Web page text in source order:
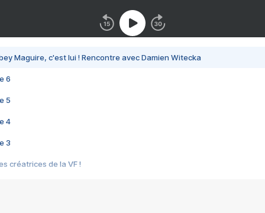
Maguire, c'est lui ! Rencontre avec Damien Witecka
6
5
4
3
créatrices de la VF !